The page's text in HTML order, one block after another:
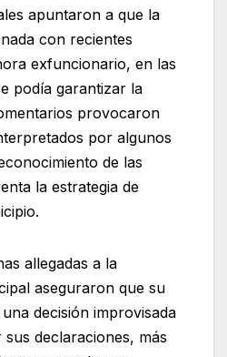
apuntaron a que la
con recientes
exfuncionario, en las
podía garantizar la
provocaron
por algunos
de las
la estrategia de
allegadas a la
aseguraron que su
decisión improvisada
declaraciones, más